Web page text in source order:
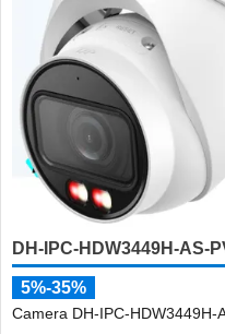
DH-IPC-HDW3449H-AS-
5%-35%
Camera DH-IPC-HDW3449H-